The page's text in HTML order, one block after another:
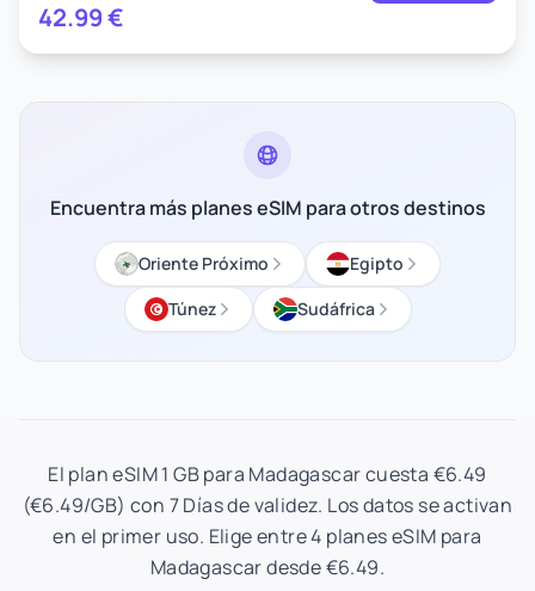
42.99€
Encuentra más planes eSIM para otros destinos
Oriente Próximo
Egipto
Túnez
Sudáfrica
El plan eSIM 1 GB para Madagascar cuesta €6.49
(€6.49/GB) con 7 Días de validez. Los datos se activan
en el primer uso. Elige entre 4 planes eSIM para
Madagascar desde €6.49.